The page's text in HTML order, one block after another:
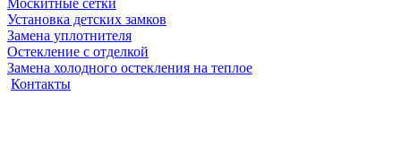
Москитные сетки
Установка детских замков
Замена уплотнителя
Остекление с отделкой
Замена холодного остекления на теплое
Контакты